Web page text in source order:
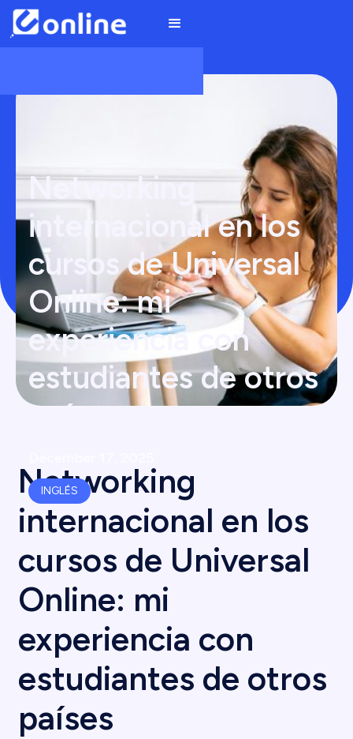
Networking
internacional en los
cursos de Universal
Online: mi
experiencia con
estudiantes de otros
países
INGLÉS
Networking
internacional en los
cursos de Universal
Online: mi
experiencia con
estudiantes de otros
países